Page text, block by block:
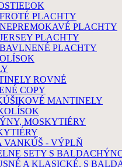
FROTÉ PLACHTY
NEPREMOKAVÉ PLACHTY
JERSEY PLACHTY
BAVLNENÉ PLACHTY
ROVNÉ
COPY
MANTINELY
MOSKYTIÉRY
VANKÚŠ - VÝPLŇ
SETY S
A KLASICKÉ, S